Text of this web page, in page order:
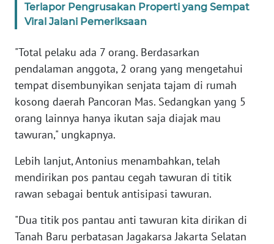
Terlapor Pengrusakan Properti yang Sempat
Viral Jalani Pemeriksaan
"Total pelaku ada 7 orang. Berdasarkan
pendalaman anggota, 2 orang yang mengetahui
tempat disembunyikan senjata tajam di rumah
kosong daerah Pancoran Mas. Sedangkan yang 5
orang lainnya hanya ikutan saja diajak mau
tawuran," ungkapnya.
Lebih lanjut, Antonius menambahkan, telah
mendirikan pos pantau cegah tawuran di titik
rawan sebagai bentuk antisipasi tawuran.
"Dua titik pos pantau anti tawuran kita dirikan di
Tanah Baru perbatasan Jagakarsa Jakarta Selatan
WN
SUMBAR
WN
SUMSEL
BENGKULU
WN
LAMPUNG
JATENG
WN